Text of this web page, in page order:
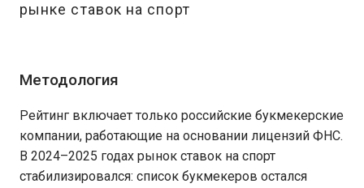
рынке ставок на спорт
Методология
Рейтинг включает только российские букмекерские
компании, работающие на основании лицензий ФНС.
В 2024–2025 годах рынок ставок на спорт
стабилизировался: список букмекеров остался